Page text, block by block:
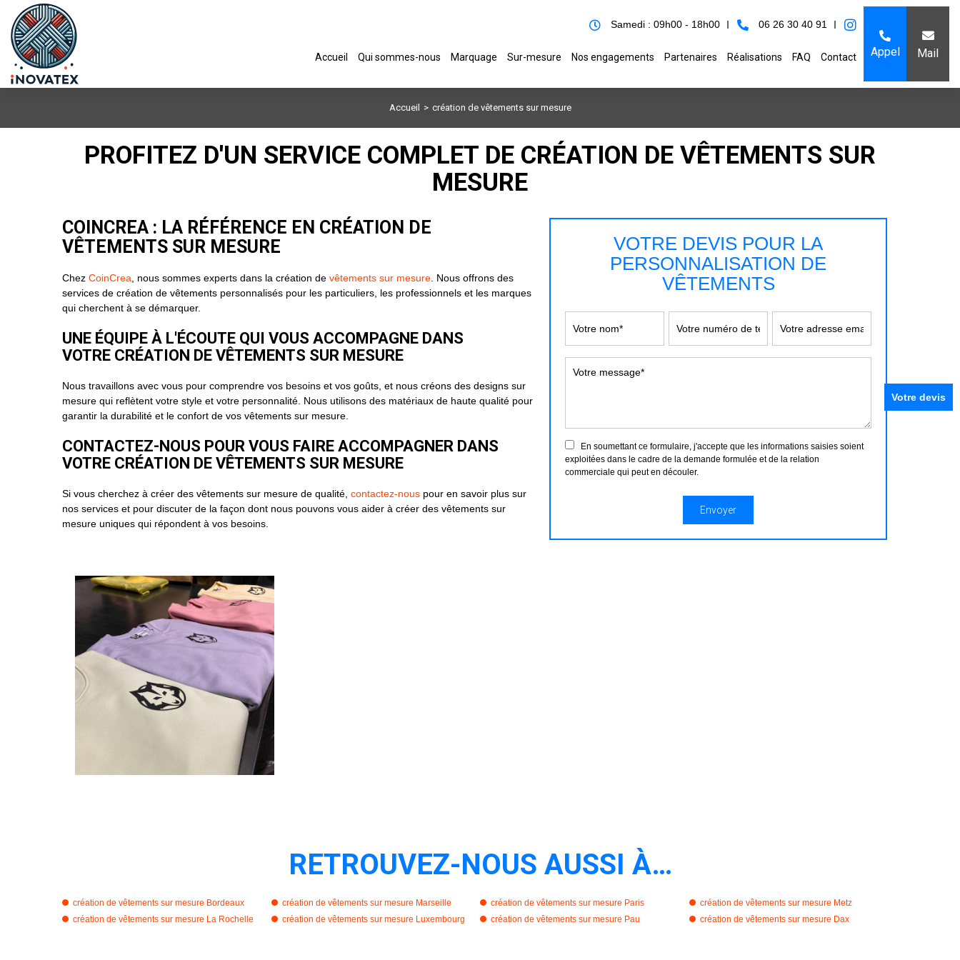
Samedi : 09h00 - 18h00 06 26 30 40 91
Accueil Qui sommes-nous Marquage Sur-mesure Nos engagements Partenaires Réalisations FAQ Contact Appel Mail
Accueil création de vêtements sur mesure
PROFITEZ D'UN SERVICE COMPLET DE CRÉATION DE VÊTEMENTS SUR
MESURE
COINCREA : LA RÉFÉRENCE EN CRÉATION DE
VÊTEMENTS SUR MESURE
Chez CoinCrea , nous sommes experts dans la création de vêtements sur mesure . Nous offrons des
services de création de vêtements personnalisés pour les particuliers, les professionnels et les marques
qui cherchent à se démarquer.
UNE ÉQUIPE À L'ÉCOUTE QUI VOUS ACCOMPAGNE DANS
VOTRE CRÉATION DE VÊTEMENTS SUR MESURE
Nous travaillons avec vous pour comprendre vos besoins et vos goûts, et nous créons des designs sur
mesure qui reflètent votre style et votre personnalité. Nous utilisons des matériaux de haute qualité pour
garantir la durabilité et le confort de vos vêtements sur mesure.
CONTACTEZ-NOUS POUR VOUS FAIRE ACCOMPAGNER DANS
VOTRE CRÉATION DE VÊTEMENTS SUR MESURE
Si vous cherchez à créer des vêtements sur mesure de qualité, contactez-nous pour en savoir plus sur
nos services et pour discuter de la façon dont nous pouvons vous aider à créer des vêtements sur
mesure uniques qui répondent à vos besoins.
VOTRE DEVIS POUR LA
PERSONNALISATION DE
VÊTEMENTS
En soumettant ce formulaire, j'accepte que les informations saisies soient
exploitées dans le cadre de la demande formulée et de la relation
commerciale qui peut en découler.
RETROUVEZ-NOUS AUSSI À…
création de vêtements sur mesure Bordeaux création de vêtements sur mesure Marseille création de vêtements sur mesure Paris
création de vêtements sur mesure Metz
création de vêtements sur mesure La Rochelle
création de vêtements sur mesure Luxembourg création de vêtements sur mesure Pau création de vêtements sur mesure Dax
Votre devis